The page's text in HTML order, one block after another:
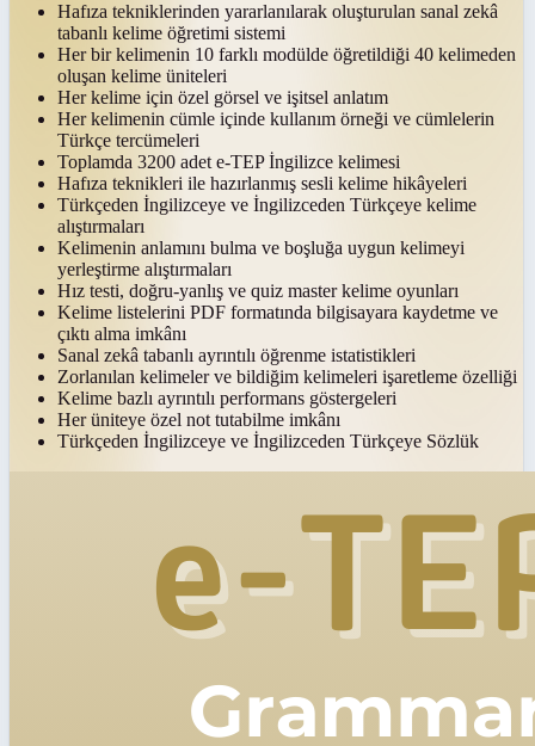
Hafıza tekniklerinden yararlanılarak oluşturulan sanal zekâ
tabanlı kelime öğretimi sistemi
Her bir kelimenin 10 farklı modülde öğretildiği 40 kelimeden
oluşan kelime üniteleri
Her kelime için özel görsel ve işitsel anlatım
Her kelimenin cümle içinde kullanım örneği ve cümlelerin
Türkçe tercümeleri
Toplamda 3200 adet e-TEP İngilizce kelimesi
Hafıza teknikleri ile hazırlanmış sesli kelime hikâyeleri
Türkçeden İngilizceye ve İngilizceden Türkçeye kelime
alıştırmaları
Kelimenin anlamını bulma ve boşluğa uygun kelimeyi
yerleştirme alıştırmaları
Hız testi, doğru-yanlış ve quiz master kelime oyunları
Kelime listelerini PDF formatında bilgisayara kaydetme ve
çıktı alma imkânı
Sanal zekâ tabanlı ayrıntılı öğrenme istatistikleri
Zorlanılan kelimeler ve bildiğim kelimeleri işaretleme özelliği
Kelime bazlı ayrıntılı performans göstergeleri
Her üniteye özel not tutabilme imkânı
Türkçeden İngilizceye ve İngilizceden Türkçeye Sözlük